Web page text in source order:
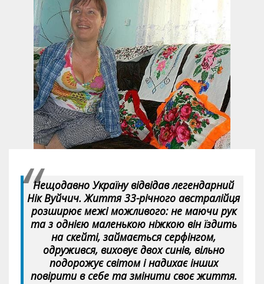
Нещодавно Україну відвідав легендарний
Нік Вуйчич. Життя 33-річного австралійця
розширює межі можливого: не маючи рук
та з однією маленькою ніжкою він їздить
на скейті, займається серфінгом,
одружився, виховує двох синів, вільно
подорожує світом і надихає інших
повірити в себе та змінити своє життя.